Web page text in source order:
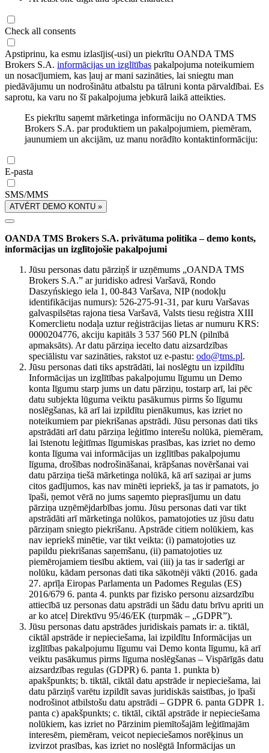
Check all consents
Apstiprinu, ka esmu izlasījis(-usi) un piekrītu OANDA TMS
Brokers S.A. informācijas un izglītības pakalpojuma noteikumiem
un nosacījumiem, kas ļauj ar mani sazināties, lai sniegtu man
piedāvājumu un nodrošinātu atbalstu pa tālruni konta pārvaldībai. Es
saprotu, ka varu no šī pakalpojuma jebkurā laikā atteikties.
Es piekrītu saņemt mārketinga informāciju no OANDA TMS
Brokers S.A. par produktiem un pakalpojumiem, piemēram,
jaunumiem un akcijām, uz manu norādīto kontaktinformāciju:
E-pasta
SMS/MMS
ATVĒRT DEMO KONTU »
OANDA TMS Brokers S.A. privātuma politika – demo konts,
informācijas un izglītojošie pakalpojumi
Jūsu personas datu pārziņš ir uzņēmums „OANDA TMS
Brokers S.A.” ar juridisko adresi Varšavā, Rondo
Daszyńskiego iela 1, 00-843 Varšava, NIP (nodokļu
identifikācijas numurs): 526-275-91-31, par kuru Varšavas
galvaspilsētas rajona tiesa Varšavā, Valsts tiesu reģistra XIII
Komerclietu nodaļa uztur reģistrācijas lietas ar numuru KRS:
0000204776, akciju kapitāls 3 537 560 PLN (pilnībā
apmaksāts). Ar datu pārziņa iecelto datu aizsardzības
speciālistu var sazināties, rakstot uz e-pastu: odo@tms.pl.
Jūsu personas dati tiks apstrādāti, lai noslēgtu un izpildītu
Informācijas un izglītības pakalpojumu līgumu un Demo
konta līgumu starp jums un datu pārziņu, tostarp arī, lai pēc
datu subjekta lūguma veiktu pasākumus pirms šo līgumu
noslēgšanas, kā arī lai izpildītu pienākumus, kas izriet no
noteikumiem par piekrišanas apstrādi. Jūsu personas dati tiks
apstrādāti arī datu pārziņa leģitīmo interešu nolūkā, piemēram,
lai īstenotu leģitīmas līgumiskas prasības, kas izriet no demo
konta līguma vai informācijas un izglītības pakalpojumu
līguma, drošības nodrošināšanai, krāpšanas novēršanai vai
datu pārziņa tiešā mārketinga nolūkā, kā arī saziņai ar jums
citos gadījumos, kas nav minēti iepriekš, ja tas ir pamatots, jo
īpaši, ņemot vērā no jums saņemto pieprasījumu un datu
pārziņa uzņēmējdarbības jomu. Jūsu personas dati var tikt
apstrādāti arī mārketinga nolūkos, pamatojoties uz jūsu datu
pārziņam sniegto piekrišanu. Apstrāde citiem nolūkiem, kas
nav iepriekš minētie, var tikt veikta: (i) pamatojoties uz
papildu piekrišanas saņemšanu, (ii) pamatojoties uz
piemērojamiem tiesību aktiem, vai (iii) ja tas ir saderīgi ar
nolūku, kādam personas dati tika sākotnēji vākti (2016. gada
27. aprīļa Eiropas Parlamenta un Padomes Regulas (ES)
2016/679 6. panta 4. punkts par fizisko personu aizsardzību
attiecībā uz personas datu apstrādi un šādu datu brīvu apriti un
ar ko atceļ Direktīvu 95/46/EK (turpmāk – „GDPR”).
Jūsu personas datu apstrādes juridiskais pamats ir: a. tiktāl,
ciktāl apstrāde ir nepieciešama, lai izpildītu Informācijas un
izglītības pakalpojumu līgumu vai Demo konta līgumu, kā arī
veiktu pasākumus pirms līguma noslēgšanas – Vispārīgās datu
aizsardzības regulas (GDPR) 6. panta 1. punkta b)
apakšpunkts; b. tiktāl, ciktāl datu apstrāde ir nepieciešama, lai
datu pārziņš varētu izpildīt savas juridiskās saistības, jo īpaši
nodrošinot atbilstošu datu apstrādi – GDPR 6. panta GDPR 1.
panta c) apakšpunkts; c. tiktāl, ciktāl apstrāde ir nepieciešama
nolūkiem, kas izriet no Pārzinim piemītošajām leģitīmajām
interesēm, piemēram, veicot nepieciešamos norēķinus un
izvirzot prasības, kas izriet no noslēgtā Informācijas un